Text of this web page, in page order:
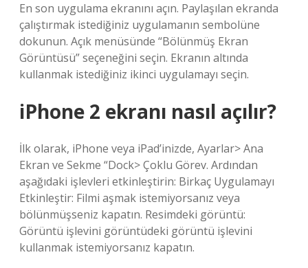
En son uygulama ekranını açın. Paylaşılan ekranda
çalıştırmak istediğiniz uygulamanın sembolüne
dokunun. Açık menüsünde “Bölünmüş Ekran
Görüntüsü” seçeneğini seçin. Ekranın altında
kullanmak istediğiniz ikinci uygulamayı seçin.
iPhone 2 ekranı nasıl açılır?
İlk olarak, iPhone veya iPad’inizde, Ayarlar> Ana
Ekran ve Sekme “Dock> Çoklu Görev. Ardından
aşağıdaki işlevleri etkinleştirin: Birkaç Uygulamayı
Etkinleştir: Filmi aşmak istemiyorsanız veya
bölünmüşseniz kapatın. Resimdeki görüntü:
Görüntü işlevini görüntüdeki görüntü işlevini
kullanmak istemiyorsanız kapatın.